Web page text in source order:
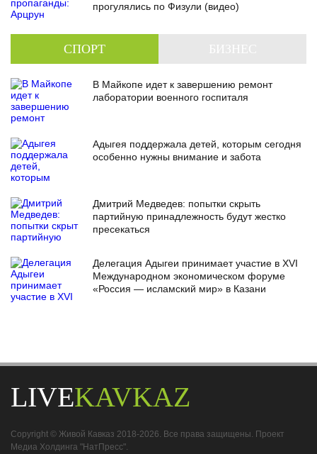
прогулялись по Физули (видео)
СПОРТ
В Майкопе идет к завершению ремонт
лаборатории военного госпиталя
Адыгея поддержала детей, которым сегодня
особенно нужны внимание и забота
Дмитрий Медведев: попытки скрыть
партийную принадлежность будут жестко
пресекаться
Делегация Адыгеи принимает участие в XVI
Международном экономическом форуме
«Россия — исламский мир» в Казани
LIVEKAVKAZ
Copyright © Живой Кавказ 2018-2026. Все права защищены. Проект
Медиа Холдинга "НатПресс".